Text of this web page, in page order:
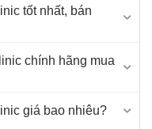
tốt nhất, bán
chính hãng mua
giá bao nhiêu?